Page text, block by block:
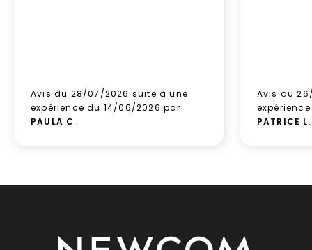
Avis du 28/07/2026 suite à une
expérience du 14/06/2026 par
PAULA C.
Avis du
PATRICE L.